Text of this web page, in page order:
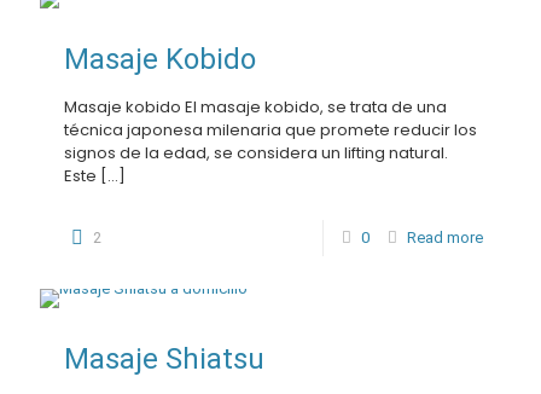
Masaje Kobido
Masaje kobido El masaje kobido, se trata de una
técnica japonesa milenaria que promete reducir los
signos de la edad, se considera un lifting natural.
Este […]
2 0 Read more
Masaje Shiatsu